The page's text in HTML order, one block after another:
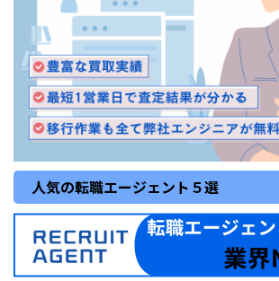
人気の転職エージェント５選